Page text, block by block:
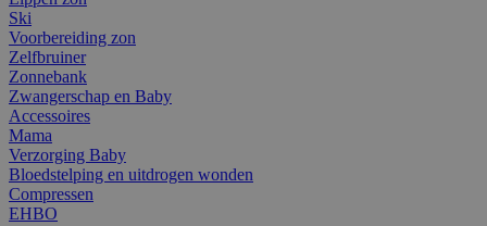
Ski
Voorbereiding zon
Zelfbruiner
Zonnebank
Zwangerschap en Baby
Accessoires
Mama
Verzorging Baby
Bloedstelping en uitdrogen wonden
Compressen
EHBO